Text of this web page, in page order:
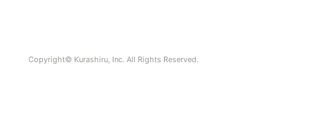
Copyright© Kurashiru, Inc. All Rights Reserved.